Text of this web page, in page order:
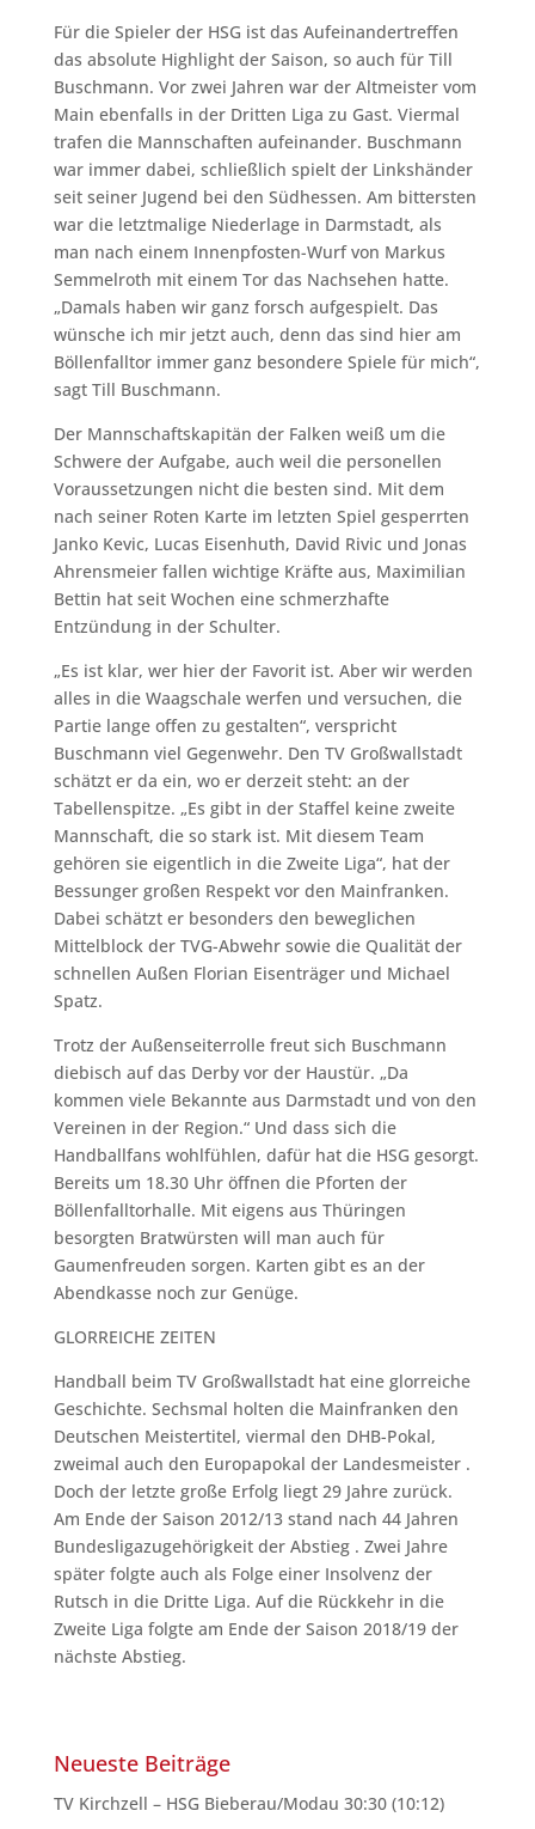
Für die Spieler der HSG ist das Aufeinandertreffen
das absolute Highlight der Saison, so auch für Till
Buschmann. Vor zwei Jahren war der Altmeister vom
Main ebenfalls in der Dritten Liga zu Gast. Viermal
trafen die Mannschaften aufeinander. Buschmann
war immer dabei, schließlich spielt der Linkshänder
seit seiner Jugend bei den Südhessen. Am bittersten
war die letztmalige Niederlage in Darmstadt, als
man nach einem Innenpfosten-Wurf von Markus
Semmelroth mit einem Tor das Nachsehen hatte.
„Damals haben wir ganz forsch aufgespielt. Das
wünsche ich mir jetzt auch, denn das sind hier am
Böllenfalltor immer ganz besondere Spiele für mich“,
sagt Till Buschmann.
Der Mannschaftskapitän der Falken weiß um die
Schwere der Aufgabe, auch weil die personellen
Voraussetzungen nicht die besten sind. Mit dem
nach seiner Roten Karte im letzten Spiel gesperrten
Janko Kevic, Lucas Eisenhuth, David Rivic und Jonas
Ahrensmeier fallen wichtige Kräfte aus, Maximilian
Bettin hat seit Wochen eine schmerzhafte
Entzündung in der Schulter.
„Es ist klar, wer hier der Favorit ist. Aber wir werden
alles in die Waagschale werfen und versuchen, die
Partie lange offen zu gestalten“, verspricht
Buschmann viel Gegenwehr. Den TV Großwallstadt
schätzt er da ein, wo er derzeit steht: an der
Tabellenspitze. „Es gibt in der Staffel keine zweite
Mannschaft, die so stark ist. Mit diesem Team
gehören sie eigentlich in die Zweite Liga“, hat der
Bessunger großen Respekt vor den Mainfranken.
Dabei schätzt er besonders den beweglichen
Mittelblock der TVG-Abwehr sowie die Qualität der
schnellen Außen Florian Eisenträger und Michael
Spatz.
Trotz der Außenseiterrolle freut sich Buschmann
diebisch auf das Derby vor der Haustür. „Da
kommen viele Bekannte aus Darmstadt und von den
Vereinen in der Region.“ Und dass sich die
Handballfans wohlfühlen, dafür hat die HSG gesorgt.
Bereits um 18.30 Uhr öffnen die Pforten der
Böllenfalltorhalle. Mit eigens aus Thüringen
besorgten Bratwürsten will man auch für
Gaumenfreuden sorgen. Karten gibt es an der
Abendkasse noch zur Genüge.
GLORREICHE ZEITEN
Handball beim TV Großwallstadt hat eine glorreiche
Geschichte. Sechsmal holten die Mainfranken den
Deutschen Meistertitel, viermal den DHB-Pokal,
zweimal auch den Europapokal der Landesmeister .
Doch der letzte große Erfolg liegt 29 Jahre zurück.
Am Ende der Saison 2012/13 stand nach 44 Jahren
Bundesligazugehörigkeit der Abstieg . Zwei Jahre
später folgte auch als Folge einer Insolvenz der
Rutsch in die Dritte Liga. Auf die Rückkehr in die
Zweite Liga folgte am Ende der Saison 2018/19 der
nächste Abstieg.
Neueste Beiträge
TV Kirchzell – HSG Bieberau/Modau 30:30 (10:12)